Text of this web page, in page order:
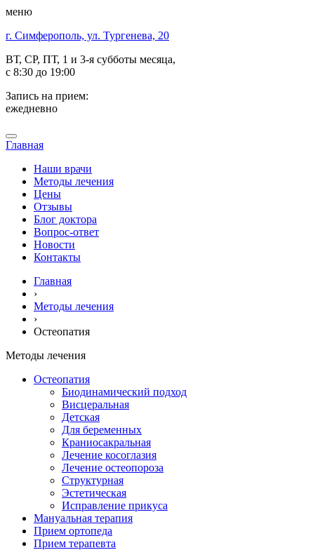
меню
г. Симферополь, ул. Тургенева, 20
ВТ, СР, ПТ, 1 и 3-я субботы месяца,
с 8:30 до 19:00
Запись на прием:
ежедневно
Главная
Наши врачи
Методы лечения
Цены
Отзывы
Блог доктора
Вопрос-ответ
Новости
Контакты
Главная
›
Методы лечения
›
Остеопатия
Методы лечения
Остеопатия
Биодинамический подход
Висцеральная
Детская
Для беременных
Краниосакральная
Лечение косоглазия
Лечение остеопороза
Структурная
Эстетическая
Исправление прикуса
Мануальная терапия
Прием ортопеда
Прием терапевта